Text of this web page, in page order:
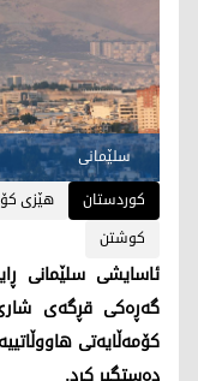
سلێمانی
کوردستان
هێزی
کوشتن
ئاسایشی سلێمانی
گەڕەکی قڕگەی
کۆمەڵایەتی